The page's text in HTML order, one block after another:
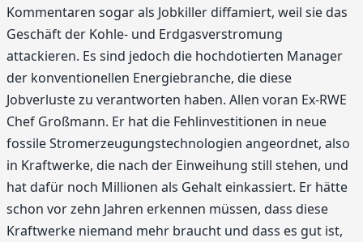
Kommentaren sogar als Jobkiller diffamiert, weil sie das
Geschäft der Kohle- und Erdgasverstromung
attackieren. Es sind jedoch die hochdotierten Manager
der konventionellen Energiebranche, die diese
Jobverluste zu verantworten haben. Allen voran Ex-RWE
Chef Großmann. Er hat die Fehlinvestitionen in neue
fossile Stromerzeugungstechnologien angeordnet, also
in Kraftwerke, die nach der Einweihung still stehen, und
hat dafür noch Millionen als Gehalt einkassiert. Er hätte
schon vor zehn Jahren erkennen müssen, dass diese
Kraftwerke niemand mehr braucht und dass es gut ist,